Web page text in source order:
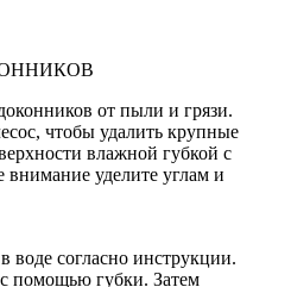
от пыли и грязи.
чтобы удалить крупные
влажной губкой с
уделите углам и
воде согласно инструкции.
с помощью губки. Затем